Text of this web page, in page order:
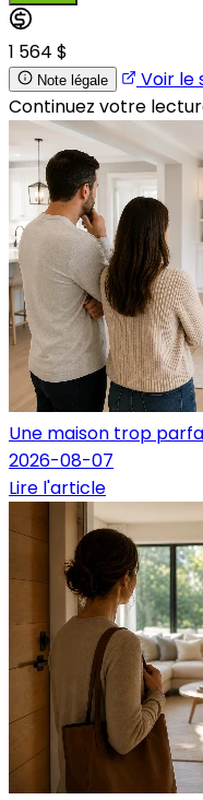
1 564 $
Note légale Voir le
Continuez votre
Une maison trop
2026-08-07
Lire l'article